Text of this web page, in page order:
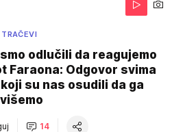
odlučili da reagujemo
Faraona: Odgovor svima
su nas osudili da ga
14